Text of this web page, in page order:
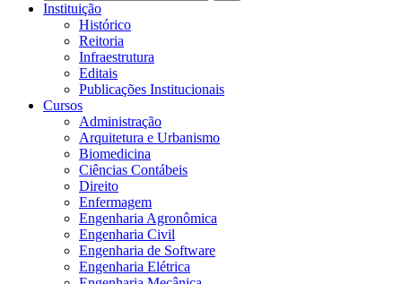
Instituição
Histórico
Reitoria
Infraestrutura
Editais
Publicações Institucionais
Cursos
Administração
Arquitetura e Urbanismo
Biomedicina
Ciências Contábeis
Direito
Enfermagem
Engenharia Agronômica
Engenharia Civil
Engenharia de Software
Engenharia Elétrica